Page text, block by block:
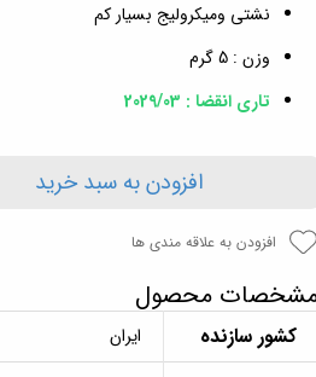
نشتی ومیکرولیج بسیار کم
وزن : 5 گرم
تاری انقضا : 2029/03
افزودن به سبد خرید
افزودن به علاقه مندی ها
محصول
کشور سازنده ایران